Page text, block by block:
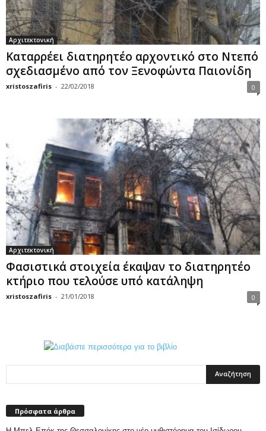
Αρχιτεκτονική
Καταρρέει διατηρητέο αρχοντικό στο Ντεπό
σχεδιασμένο από τον Ξενοφώντα Παιονίδη
xristoszafiris - 22/02/2018 0
Αρχιτεκτονική
Φασιστικά στοιχεία έκαψαν το διατηρητέο
κτήριο που τελούσε υπό κατάληψη
xristoszafiris - 21/01/2018 0
Πρόσφατα άρθρα